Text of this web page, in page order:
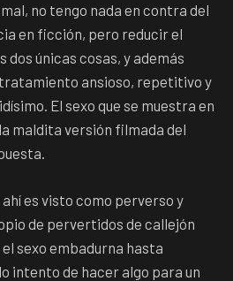
no tengo nada en contra del
en ficción, pero reducir el
dos únicas cosas, y además
ansioso, repetitivo y
El sexo que se muestra en
maldita versión filmada del
ahí es visto como perverso y
de pervertidos de callejón
sexo embadurna hasta
intento de hacer algo para un